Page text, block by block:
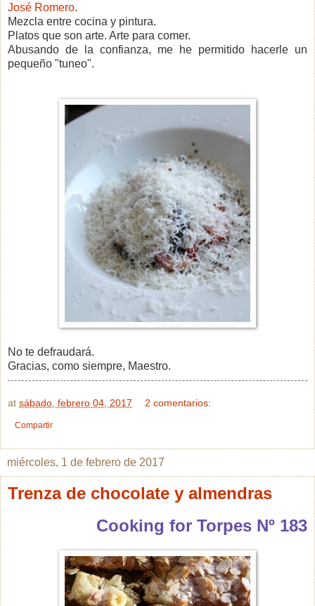
José Romero.
Mezcla entre cocina y pintura.
Platos que son arte. Arte para comer.
Abusando de la confianza, me he permitido hacerle un
pequeño "tuneo".
No te defraudará.
Gracias, como siempre, Maestro.
at sábado, febrero 04, 2017 2 comentarios:
Compartir
miércoles, 1 de febrero de 2017
Trenza de chocolate y almendras
Cooking for Torpes Nº 183